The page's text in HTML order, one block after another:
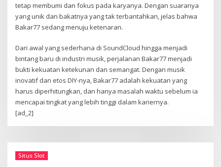
tetap membumi dan fokus pada karyanya. Dengan suaranya
yang unik dan bakatnya yang tak terbantahkan, jelas bahwa
Bakar77 sedang menuju ketenaran.
Dari awal yang sederhana di SoundCloud hingga menjadi
bintang baru di industri musik, perjalanan Bakar77 menjadi
bukti kekuatan ketekunan dan semangat. Dengan musik
inovatif dan etos DIY-nya, Bakar77 adalah kekuatan yang
harus diperhitungkan, dan hanya masalah waktu sebelum ia
mencapai tingkat yang lebih tinggi dalam kariernya.
[ad_2]
Situs Slot